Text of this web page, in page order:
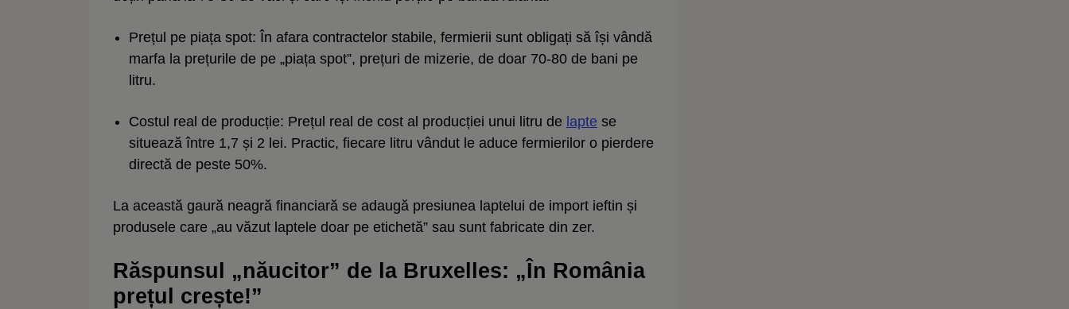
Prețul pe piața spot: În afara contractelor stabile, fermierii sunt obligați să își vândă
marfa la prețurile de pe „piața spot”, prețuri de mizerie, de doar 70-80 de bani pe
litru.
Costul real de producție: Prețul real de cost al producției unui litru de lapte se
situează între 1,7 și 2 lei. Practic, fiecare litru vândut le aduce fermierilor o pierdere
directă de peste 50%.
La această gaură neagră financiară se adaugă presiunea laptelui de import ieftin și
produsele care „au văzut laptele doar pe etichetă” sau sunt fabricate din zer.
Răspunsul „năucitor” de la Bruxelles: „În România
prețul crește!”